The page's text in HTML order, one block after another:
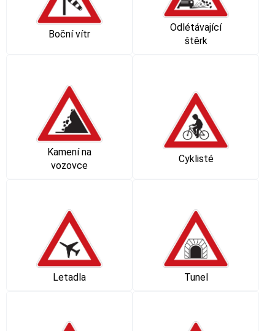
Boční vítr
Odlétávající
štěrk
Kamení na
vozovce
Cyklisté
Letadla Tunel